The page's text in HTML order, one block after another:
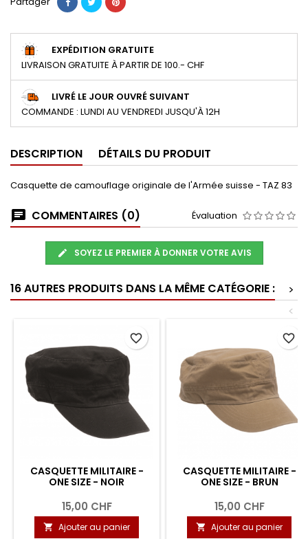
EXPÉDITION GRATUITE
LIVRAISON GRATUITE À PARTIR DE 100.- CHF
LIVRÉ LE JOUR OUVRÉ SUIVANT
COMMANDE : LUNDI AU VENDREDI JUSQU'À 12H
DESCRIPTION DÉTAILS DU PRODUIT
Casquette de camouflage originale de l'Armée suisse - TAZ 83
COMMENTAIRES (0) Évaluation
SOYEZ LE PREMIER À DONNER VOTRE AVIS
16 AUTRES PRODUITS DANS LA MÊME CATÉGORIE :
>
<
CASQUETTE MILITAIRE -
ONE SIZE - NOIR
15,00 CHF
 Ajouter au panier
favorite_border
CASQUETTE MILITAIRE -
ONE SIZE - BRUN
15,00 CHF
 Ajouter au panier
favorite_border